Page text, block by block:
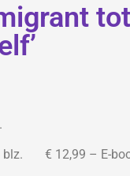
blz. € 12,99 – E-